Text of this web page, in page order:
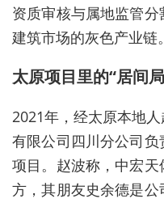
资质审核与属地监管
建筑市场的灰色产业链。
太原项目里的“居间
2021年，经太原本地
有限公司四川分公司
项目。赵波称，中宏
方，其朋友史余德是